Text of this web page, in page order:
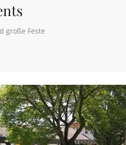
große Feste